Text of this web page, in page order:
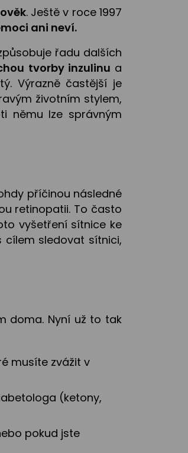
. Ještě v roce 1997
ani neví.
řadu dalších
tvorby inzulinu a
Výrazně častější je
životním stylem,
němu lze správným
příčinou následné
retinopatii. To často
vyšetření sítnice ke
cílem sledovat sítnici,
doma. Nyní už to tak
musíte zvážit v
(ketony,
pokud jste